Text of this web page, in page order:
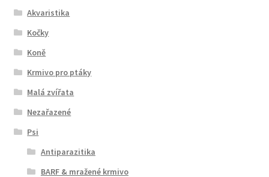
Akvaristika
Kočky
Koně
Krmivo pro ptáky
Malá zvířata
Nezařazené
Psi
Antiparazitika
BARF & mražené krmivo